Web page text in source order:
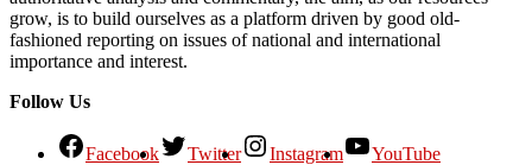
grow, is to build ourselves as a platform driven by good old-
fashioned reporting on issues of national and international
importance and interest.
Follow Us
Facebook Twitter Instagram YouTube